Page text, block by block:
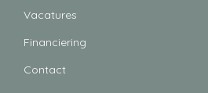
Vacatures
Financiering
Contact